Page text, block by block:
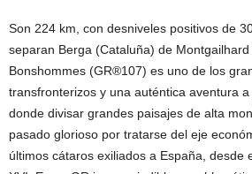
Son 224 km, con desniveles positivos de
separan Berga (Cataluña) de
Bonshommes (GR®107) es uno de los
transfronterizos y una auténtica aventura a
donde divisar grandes paisajes de alta
pasado glorioso por tratarse del eje
últimos cátaros exiliados a España, desde